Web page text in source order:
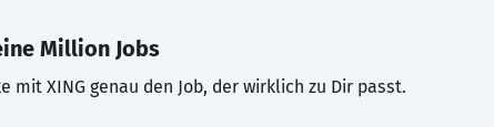
Million Jobs
mit XING genau den Job, der wirklich zu Dir passt.